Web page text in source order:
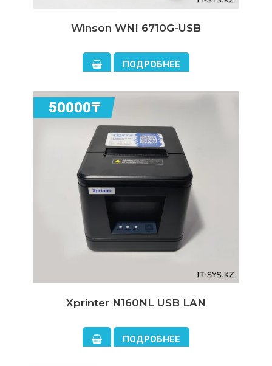
Winson WNI 6710G-USB
ПОДРОБНЕЕ
Xprinter N160NL USB LAN
50000₸
ПОДРОБНЕЕ